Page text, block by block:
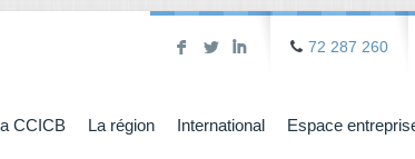
F L I 72 287 260
CCICB La région International Espace